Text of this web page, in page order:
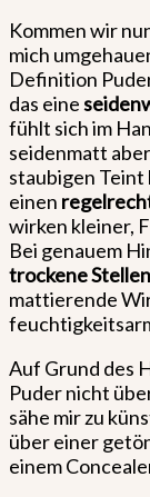
Kommen wir
mich
Definition
das eine
fühlt sich im
seidenmatt
staubigen Teint
einen
wirken kleiner,
Bei genauem
trockene
mattierende
Auf Grund des
Puder nicht
sähe mir zu
über einer
einem